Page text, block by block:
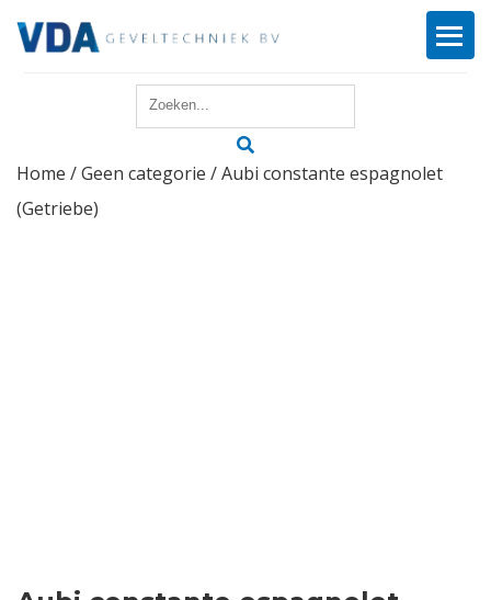
Reparatie
Home /Geen categorie / Aubi constante espagnolet
(Getriebe)